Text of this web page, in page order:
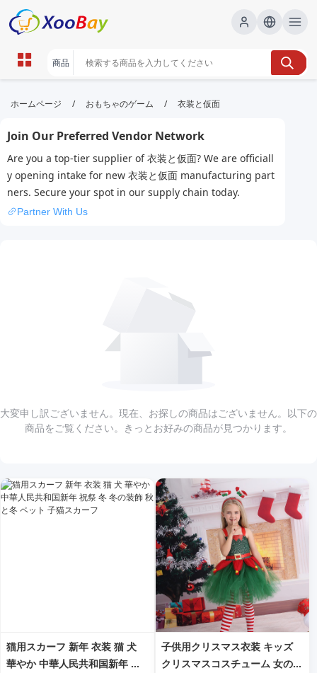
衣装と仮面 | XOOBAY B2B/B2C
衣装,仮面,演出, wholesale 衣装と仮面, XOOBAY
衣装と仮面の組み合わせが生み出す演出の魅力を解説。選び方のコツや
撮影・イベントでの活用例を紹介します。
ホームページ / おもちゃのゲーム / 衣装と仮面
Join Our Preferred Vendor Network
Are you a top-tier supplier of 衣装と仮面? We are officiall
y opening intake for new 衣装と仮面 manufacturing part
ners. Secure your spot in our supply chain today.
Partner With Us
大変申し訳ございません。現在、お探しの商品はございません。以下の
商品をご覧ください。きっとお好みの商品が見つかります。
猫用スカーフ 新年 衣装 猫 犬
華やか 中華人民共和国新年 祝
子供用クリスマス衣装 キッズ
クリスマスコスチューム 女の子